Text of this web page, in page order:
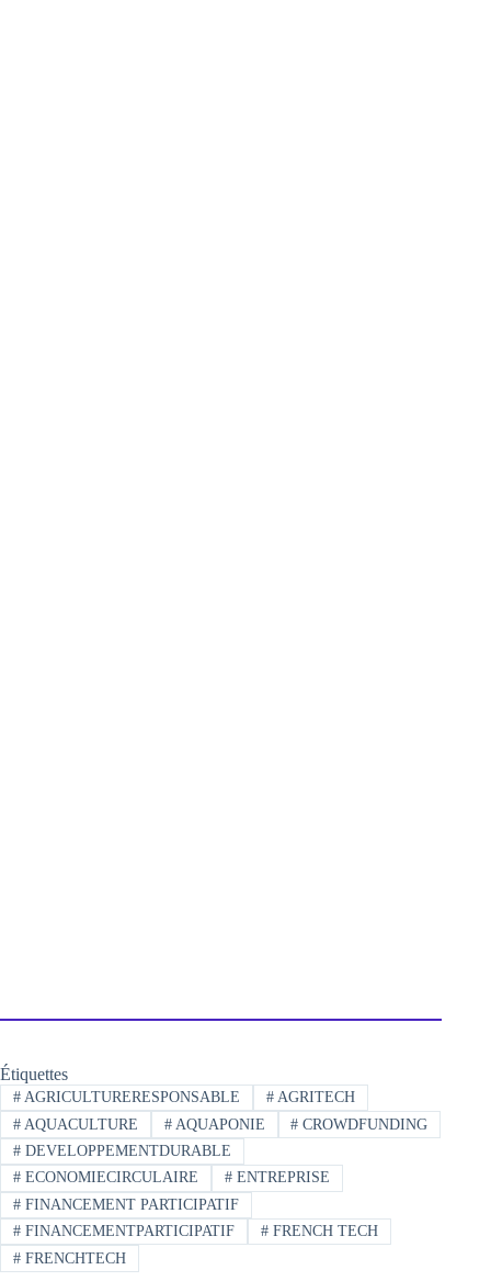
Étiquettes
#AGRICULTURERESPONSABLE #AGRITECH
#AQUACULTURE #AQUAPONIE # CROWDFUNDING
#DEVELOPPEMENTDURABLE
#ECONOMIECIRCULAIRE #ENTREPRISE
#FINANCEMENT PARTICIPATIF
#FINANCEMENTPARTICIPATIF #FRENCH TECH
#FRENCHTECH